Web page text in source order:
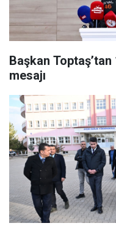
Başkan Toptaş’tan
mesajı